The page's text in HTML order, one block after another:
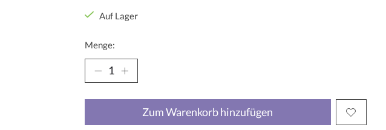
Auf Lager
Menge:
Zum Warenkorb hinzufügen